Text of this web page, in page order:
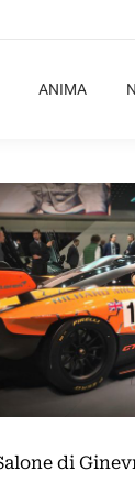
ANIMA
di